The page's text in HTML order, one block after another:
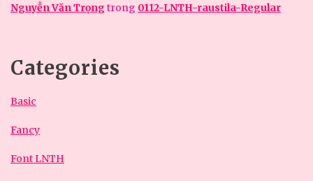
Nguyễn Văn Trọngtrong 0112-LNTH-raustila-Regular
Categories
Basic
Fancy
Font LNTH